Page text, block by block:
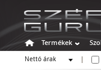
Termékek
Nettó árak